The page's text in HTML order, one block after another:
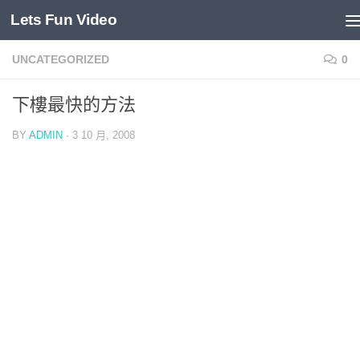
Skip to content
Lets Fun Video
UNCATEGORIZED 0
下樓最快的方法
BY ADMIN · 3 10 月, 2008